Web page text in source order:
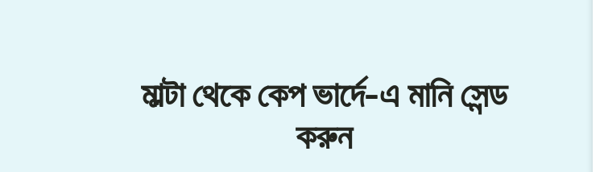
মাল্টা থেকে কেপ ভার্দে-এ মানি সেন্ড
করুন